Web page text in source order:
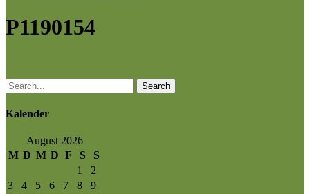
P1190154
Search
Kalender
August 2026
M D M D F S
S
1
2
3
4 5 6 7 8
9